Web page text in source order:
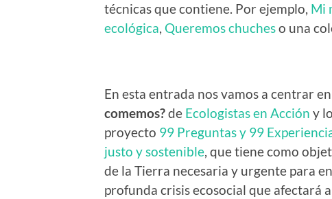
técnicas que contiene. Por ejemplo, Mi
ecológica, Queremos chucheso una
En esta entrada nos vamos a centrar
comemos?de Ecologistas en Acción y
proyecto 99 Preguntas y 99
justo y sostenible, que tiene como
de la Tierra necesaria y urgente para
profunda crisis ecosocial que afectará